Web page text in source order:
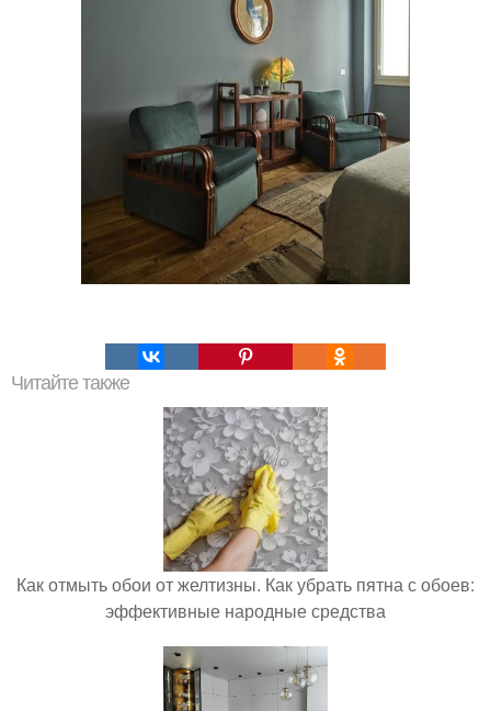
Читайте также
Как отмыть обои от желтизны. Как убрать пятна с обоев:
эффективные народные средства